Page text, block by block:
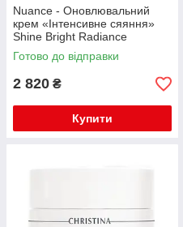
Nuance - Оновлювальний
крем «Інтенсивне сяяння»
Shine Bright Radiance
Enhancer 50 мл
Готово до відправки
2 820 ₴
Купити